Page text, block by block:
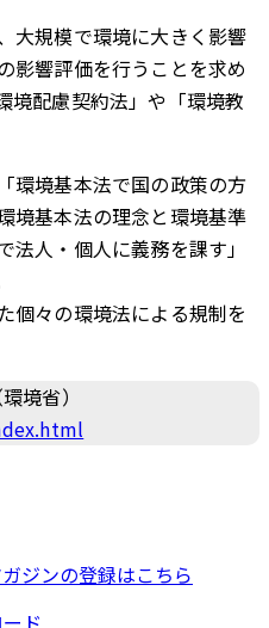
大規模で環境に大きく影響
影響評価を行うことを求め
境配慮契約法」や「環境教
環境基本法で国の政策の方
境基本法の理念と環境基準
人・個人に義務を課す」
個々の環境法による規制を
境省）